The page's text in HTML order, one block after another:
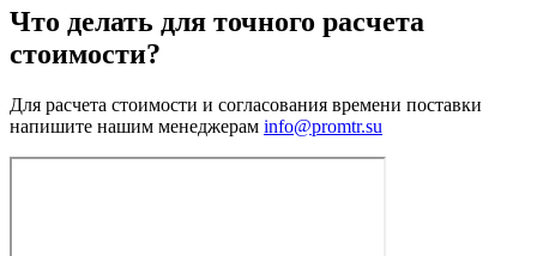
Что делать для точного расчета
стоимости?
Для расчета стоимости и согласования времени поставки
напишите нашим менеджерам info@promtr.su